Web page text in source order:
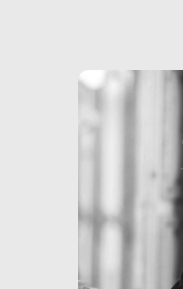
minori. […]